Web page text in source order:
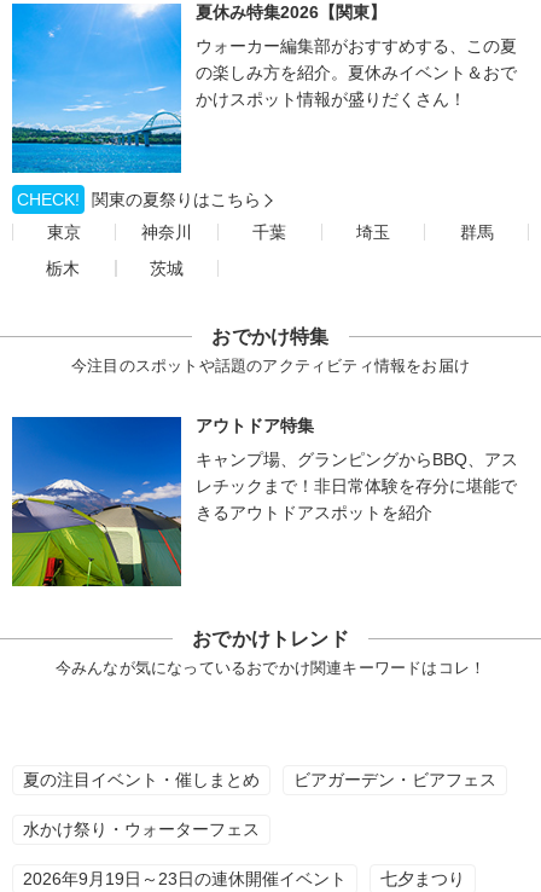
夏休み特集2026【関東】
ウォーカー編集部がおすすめする、この夏
の楽しみ方を紹介。夏休みイベント＆おで
かけスポット情報が盛りだくさん！
CHECK!
関東の夏祭りはこちら
東京
神奈川 千葉 埼玉
群馬
栃木
茨城
おでかけ特集
今注目のスポットや話題のアクティビティ情報をお届け
アウトドア特集
キャンプ場、グランピングからBBQ、アス
レチックまで！非日常体験を存分に堪能で
きるアウトドアスポットを紹介
おでかけトレンド
今みんなが気になっているおでかけ関連キーワードはコレ！
夏の注目イベント・催しまとめ ビアガーデン・ビアフェス
水かけ祭り・ウォーターフェス
2026年9月19日～23日の連休開催イベント 七夕まつり